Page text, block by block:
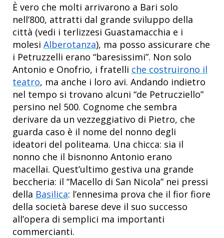
È vero che molti arrivarono a Bari solo
nell’800, attratti dal grande sviluppo della
città (vedi i terlizzesi Guastamacchia e i
molesi Alberotanza), ma posso assicurare che
i Petruzzelli erano “baresissimi”. Non solo
Antonio e Onofrio, i fratelli che costruirono il
teatro, ma anche i loro avi. Andando indietro
nel tempo si trovano alcuni “de Petrucziello”
persino nel 500. Cognome che sembra
derivare da un vezzeggiativo di Pietro, che
guarda caso è il nome del nonno degli
ideatori del politeama. Una chicca: sia il
nonno che il bisnonno Antonio erano
macellai. Quest’ultimo gestiva una grande
beccheria: il “Macello di San Nicola” nei pressi
della Basilica: l’ennesima prova che il fior fiore
della società barese deve il suo successo
all’opera di semplici ma importanti
commercianti.